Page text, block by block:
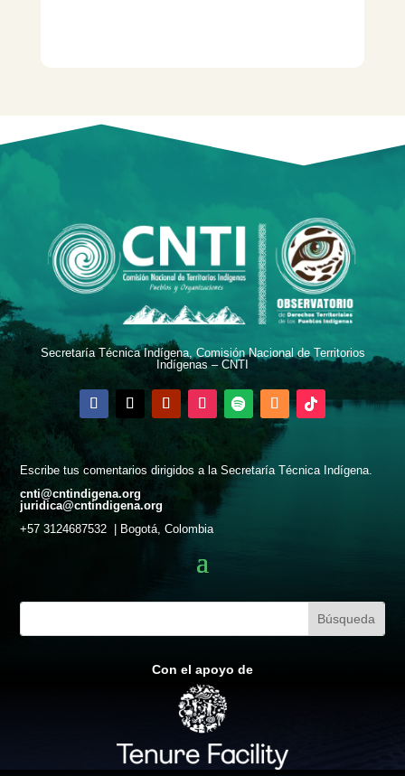
Secretaría Técnica Indígena, Comisión Nacional de Territorios
Indígenas – CNTI
Escribe tus comentarios dirigidos a la Secretaría Técnica Indígena.
cnti@cntindigena.org
juridica@cntindigena.org
+57 3124687532 | Bogotá, Colombia
Con el apoyo de